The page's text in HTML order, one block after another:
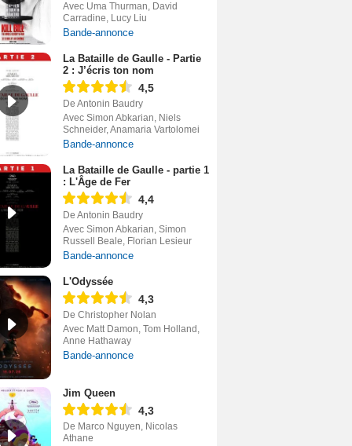
Avec Uma Thurman, David
Carradine, Lucy Liu
Bande-annonce
La Bataille de Gaulle - Partie
2 : J’écris ton nom
4,5
De Antonin Baudry
Avec Simon Abkarian, Niels
Schneider, Anamaria Vartolomei
Bande-annonce
La Bataille de Gaulle - partie 1
: L'Âge de Fer
4,4
De Antonin Baudry
Avec Simon Abkarian, Simon
Russell Beale, Florian Lesieur
Bande-annonce
L'Odyssée
4,3
De Christopher Nolan
Avec Matt Damon, Tom Holland,
Anne Hathaway
Bande-annonce
Jim Queen
4,3
De Marco Nguyen, Nicolas
Athane